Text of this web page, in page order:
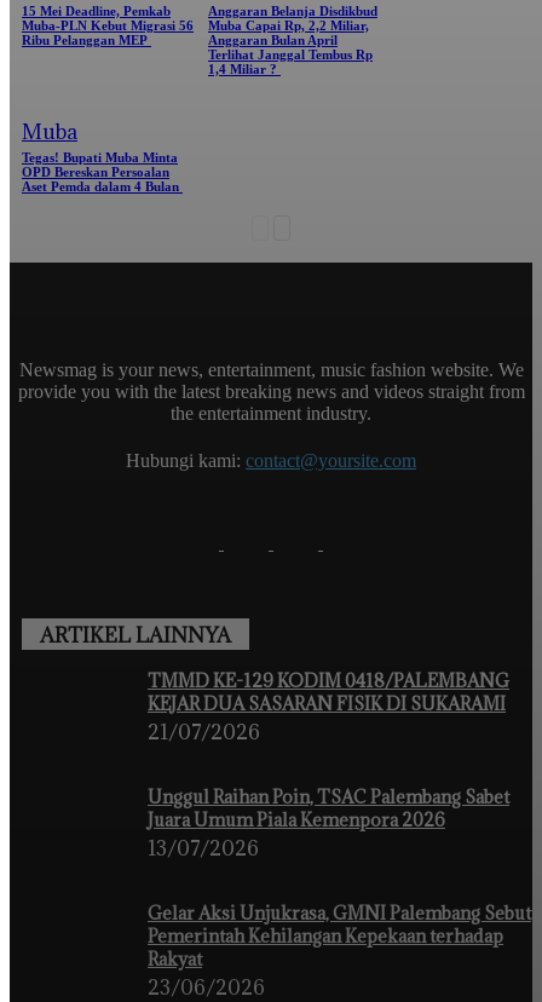
15 Mei Deadline, Pemkab
Muba-PLN Kebut Migrasi 56
Ribu Pelanggan MEP
Anggaran Belanja Disdikbud
Muba Capai Rp, 2,2 Miliar,
Anggaran Bulan April
Terlihat Janggal Tembus Rp
1,4 Miliar ?
Muba
Tegas! Bupati Muba Minta
OPD Bereskan Persoalan
Aset Pemda dalam 4 Bulan
Newsmag is your news, entertainment, music fashion website. We
provide you with the latest breaking news and videos straight from
the entertainment industry.
Hubungi kami: contact@yoursite.com
ARTIKEL LAINNYA
TMMD KE-129 KODIM 0418/PALEMBANG
KEJAR DUA SASARAN FISIK DI SUKARAMI
21/07/2026
Unggul Raihan Poin, TSAC Palembang Sabet
Juara Umum Piala Kemenpora 2026
13/07/2026
Gelar Aksi Unjukrasa, GMNI Palembang Sebut
Pemerintah Kehilangan Kepekaan terhadap
Rakyat
23/06/2026